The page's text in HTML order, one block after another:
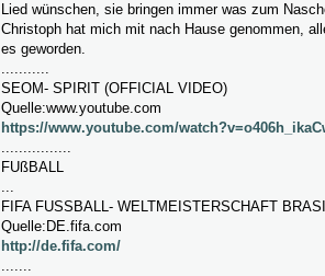
Lied wünschen, sie bringen immer was zum
Christoph hat mich mit nach Hause genommen,
es geworden.
...........
SEOM- SPIRIT (OFFICIAL VIDEO)
Quelle:www.youtube.com
https://www.youtube.com/
................
FUßBALL
...
FIFA FUSSBALL- WELTMEISTERSCHAFT
Quelle:DE.fifa.com
http://de.fifa.com/
.......